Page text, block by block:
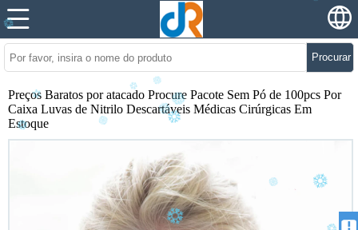
Procurar
Preços Baratos por atacado Procure Pacote Sem Pó de 100pcs Por
Caixa Luvas de Nitrilo Descartáveis ​​Médicas Cirúrgicas Em
Estoque